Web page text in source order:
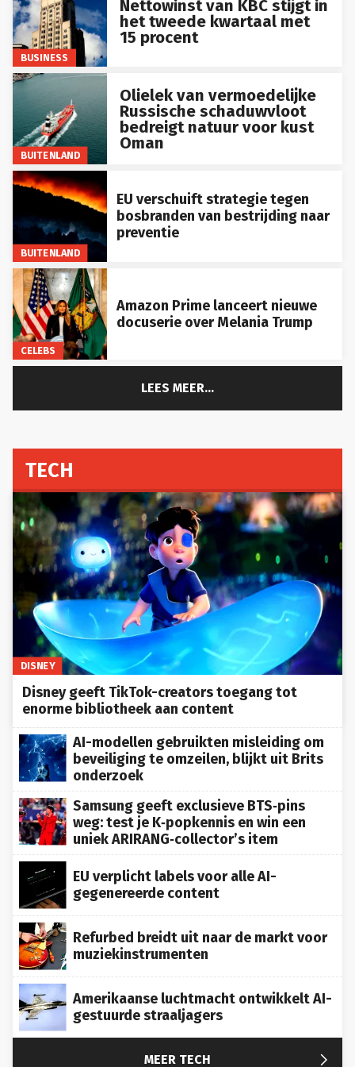
BUSINESS
Nettowinst van KBC stijgt in
het tweede kwartaal met
15 procent
BUITENLAND
Olielek van vermoedelijke
Russische schaduwvloot
bedreigt natuur voor kust
Oman
BUITENLAND
EU verschuift strategie tegen
bosbranden van bestrijding naar
preventie
CELEBS
Amazon Prime lanceert nieuwe
docuserie over Melania Trump
LEES MEER...
TECH
DISNEY
Disney geeft TikTok-creators toegang tot
enorme bibliotheek aan content
AI-modellen gebruikten misleiding om
beveiliging te omzeilen, blijkt uit Brits
onderzoek
Samsung geeft exclusieve BTS‑pins
weg: test je K‑popkennis en win een
uniek ARIRANG‑collector’s item
EU verplicht labels voor alle AI-
gegenereerde content
Refurbed breidt uit naar de markt voor
muziekinstrumenten
Amerikaanse luchtmacht ontwikkelt AI-
gestuurde straaljagers
MEER TECH 